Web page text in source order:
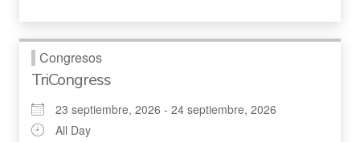
Congresos
TriCongress
23 septiembre, 2026 - 24 septiembre, 2026
All Day